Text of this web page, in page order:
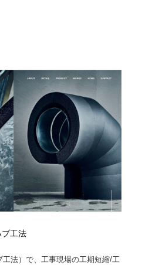
ブ工法
工法）で、工事現場の工期短縮/工